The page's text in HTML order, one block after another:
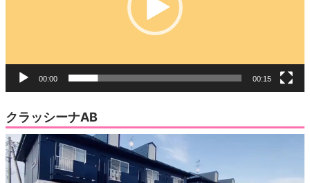
00:00 00:15
クラッシーナAB
動
画
プ